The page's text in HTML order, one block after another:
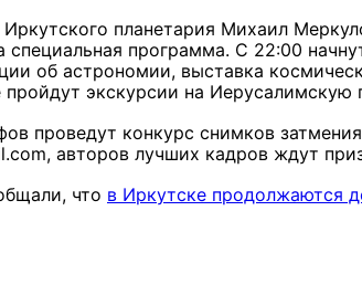
Иркутского планетария Михаил
специальная программа. С 22:00
об астрономии, выставка
пройдут экскурсии на Иерусалимскую
проведут конкурс снимков
авторов лучших кадров ждут
что в Иркутске продолжаются